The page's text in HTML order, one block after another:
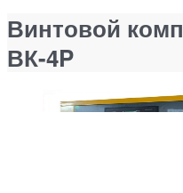
Винтовой
ВК-4P